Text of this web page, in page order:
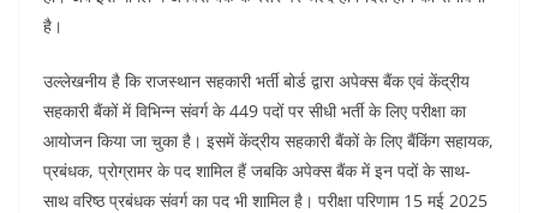
है।
उल्लेखनीय है कि राजस्थान सहकारी भर्ती बोर्ड द्वारा अपेक्स बैंक एवं केंद्रीय
सहकारी बैंकों में विभिन्न संवर्ग के 449 पदों पर सीधी भर्ती के लिए परीक्षा का
आयोजन किया जा चुका है। इसमें केंद्रीय सहकारी बैंकों के लिए बैंकिंग सहायक,
प्रबंधक, प्रोग्रामर के पद शामिल हैं जबकि अपेक्स बैंक में इन पदों के साथ-
साथ वरिष्ठ प्रबंधक संवर्ग का पद भी शामिल है। परीक्षा परिणाम 15 मई 2025